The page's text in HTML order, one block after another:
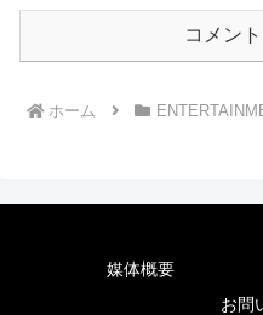
コメン
ホーム
媒体概要
お問